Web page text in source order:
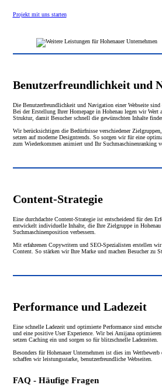
Projekt mit uns starten
Benutzerfreundlichkeit und
Die Benutzerfreundlichkeit und Navigation einer Webseite
Bei der Erstellung Ihrer Homepage in Hohenau legen wir
Struktur, damit Besucher schnell die gewünschten Inhalte
Wir berücksichtigen die Bedürfnisse verschiedener
setzen auf moderne Designtrends. So sorgen wir für eine
zum Wiederkommen animiert und Ihr Suchmaschinenranking
Content-Strategie
Eine durchdachte Content-Strategie ist entscheidend für den
entwickelt individuelle Inhalte, die Ihre Zielgruppe in Hohenau
Suchmaschinenposition verbessern.
Mit erfahrenen Copywritern und SEO-Spezialisten erstellen
Content. So stärken wir Ihre Marke und machen Besucher zu
Performance und Ladezeit
Eine schnelle Ladezeit und optimierte Performance sind
und eine positive User Experience. Wir bei Amijana
setzen Caching ein und sorgen so für blitzschnelle Ladezeiten.
Besonders für Hohenauer Unternehmen ist dies im
schaffen wir leistungsstarke, benutzerfreundliche Webseiten.
FAQ - Häufige Fragen